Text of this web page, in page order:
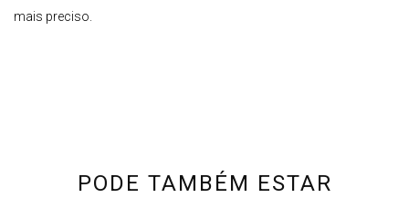
mais preciso.
PODE TAMBÉM ESTAR